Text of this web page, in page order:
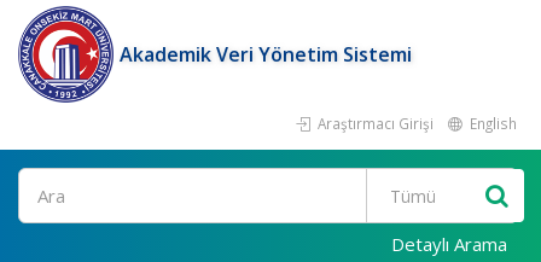
Akademik Veri Yönetim Sistemi
Araştırmacı Girişi English
Ara
Detaylı Arama